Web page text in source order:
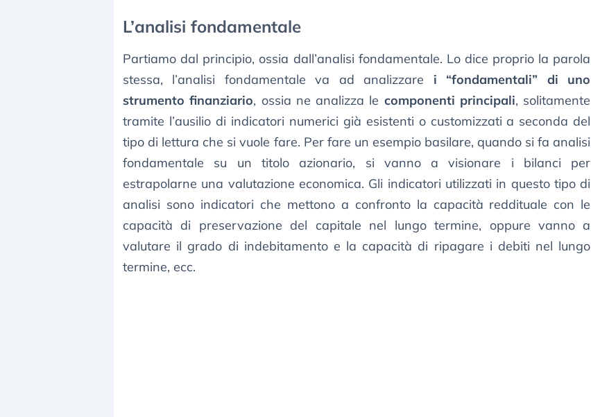
L’analisi fondamentale
Partiamo dal principio, ossia dall’analisi fondamentale. Lo dice proprio la parola
stessa, l’analisi fondamentale va ad analizzare i “fondamentali” di uno
strumento finanziario, ossia ne analizza le componenti principali, solitamente
tramite l’ausilio di indicatori numerici già esistenti o customizzati a seconda del
tipo di lettura che si vuole fare. Per fare un esempio basilare, quando si fa analisi
fondamentale su un titolo azionario, si vanno a visionare i bilanci per
estrapolarne una valutazione economica. Gli indicatori utilizzati in questo tipo di
analisi sono indicatori che mettono a confronto la capacità reddituale con le
capacità di preservazione del capitale nel lungo termine, oppure vanno a
valutare il grado di indebitamento e la capacità di ripagare i debiti nel lungo
termine, ecc.